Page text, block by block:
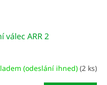
válec ARR 2
(odeslání ihned) (2 ks)